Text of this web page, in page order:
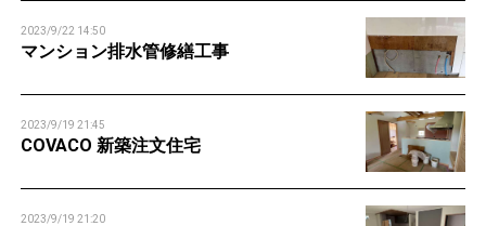
2023/9/22 14:50
マンション排水管修繕工事
2023/9/19 21:45
COVACO 新築注文住宅
2023/9/19 21:20